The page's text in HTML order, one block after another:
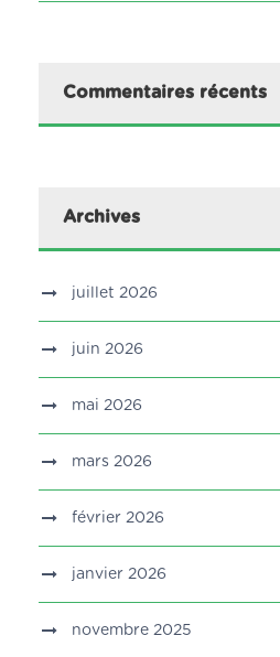
Commentaires récents
Archives
juillet 2026
juin 2026
mai 2026
mars 2026
février 2026
janvier 2026
novembre 2025